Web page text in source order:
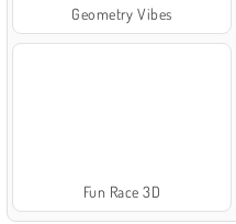
Geometry Vibes
Fun Race 3D